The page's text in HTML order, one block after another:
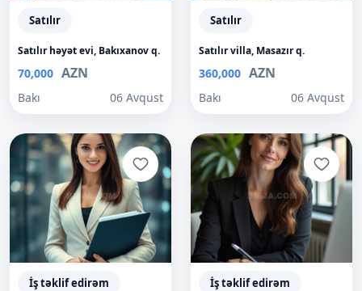
Satılır
Satılır həyət evi, Bakıxanov q.
70,000 AZN
Bakı 06 Avqust
Satılır
Satılır villa, Masazır q.
360,000 AZN
Bakı 06 Avqust
İş təklif edirəm İş təklif edirəm